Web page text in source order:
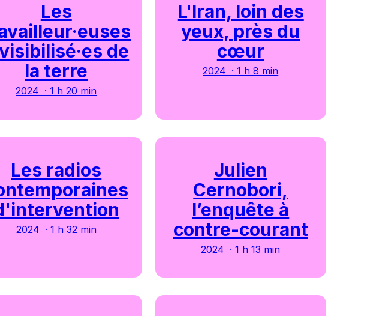
Les
de
la terre
2024 · 1 h 20 min
L'Iran, loin des
yeux, près du
cœur
2024 · 1 h 8 min
Les radios
2024 · 1 h 32 min
Julien
Cernobori,
l’enquête à
contre-courant
2024 · 1 h 13 min